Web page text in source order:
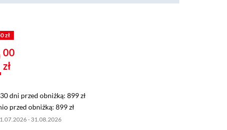
zł
00
zł
dni przed obniżką: 899 zł
dni przed obniżką: 899 zł
przed obniżką: 899 zł
przed obniżką: 899 zł
- 31.08.2026